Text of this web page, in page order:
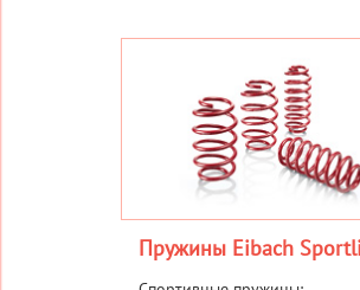
Пружины Eibach